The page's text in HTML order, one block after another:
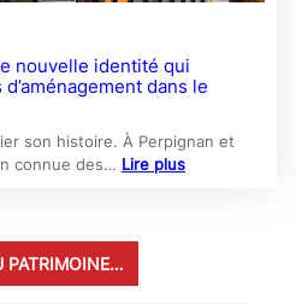
nouvelle identité qui
dans le
son histoire. À Perpignan et
connue des… Lire plus
PATRIMOINE…